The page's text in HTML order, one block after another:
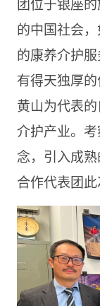
的中国社会
的康养介护
有得天独厚
黄山为代表
介护产业。
念，引入成
合作代表团此